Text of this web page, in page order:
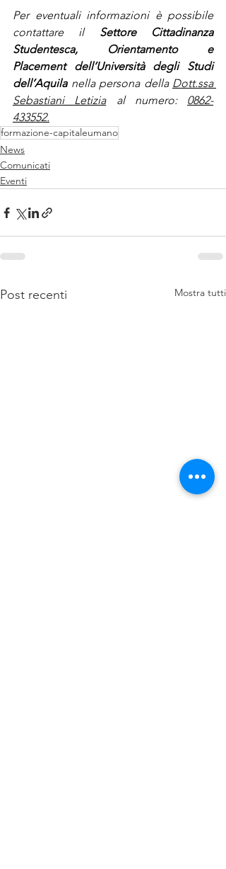
Per eventuali informazioni è possibile
contattare il Settore Cittadinanza
Studentesca, Orientamento e
Placement
dell’Università degli Studi
dell’Aquila nella persona della Dott.ssa
Sebastiani Letizia al numero: 0862-
433552.
formazione-capitaleumano
News
Comunicati
Eventi
Post recenti Mostra tutti